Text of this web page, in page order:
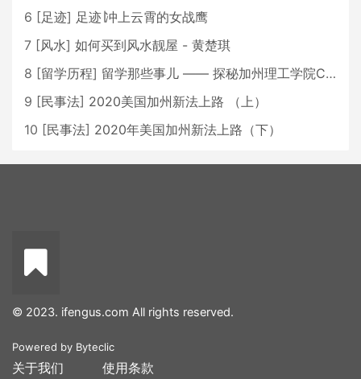
6 [足迹] 足迹∣冲上云霄的女战鹰
7 [风水] 如何买到风水靓屋 - 黄楚琪
8 [留学历程] 留学那些事儿 —— 探秘加州理工学院Caltech博士生活 [上集]
9 [民事法] 2020美国加州新法上路 （上）
10 [民事法] 2020年美国加州新法上路（下）
© 2023. ifengus.com All rights reserved.
Powered by Byteclic
关于我们 使用条款